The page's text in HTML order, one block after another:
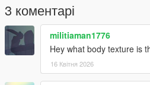
3 коментарі
militiaman1776
Hey what body texture is
16 Квітня 2026